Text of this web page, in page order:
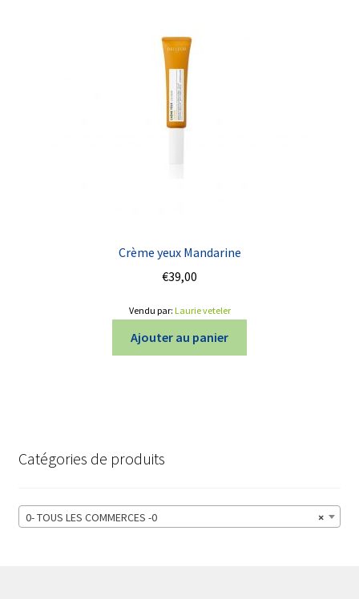
Crème yeux Mandarine
€39,00
Vendu par: Laurie veteler
Ajouter au panier
Catégories de produits
×
0- TOUS LES COMMERCES -0